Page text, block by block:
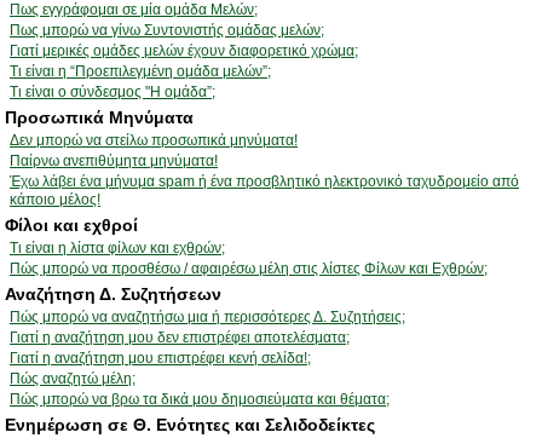
Πως εγγράφομαι σε μία ομάδα Μελών;
Πως μπορώ να γίνω Συντονιστής ομάδας μελών;
Γιατί μερικές ομάδες μελών έχουν διαφορετικό χρώμα;
Τι είναι η “Προεπιλεγμένη ομάδα μελών”;
Τι είναι ο σύνδεσμος "Η ομάδα”;
Προσωπικά Μηνύματα
Δεν μπορώ να στείλω προσωπικά μηνύματα!
Παίρνω ανεπιθύμητα μηνύματα!
Έχω λάβει ένα μήνυμα spam ή ένα προσβλητικό ηλεκτρονικό ταχυδρομείο από
κάποιο μέλος!
Φίλοι και εχθροί
Τι είναι η λίστα φίλων και εχθρών;
Πώς μπορώ να προσθέσω / αφαιρέσω μέλη στις λίστες Φίλων και Εχθρών;
Αναζήτηση Δ. Συζητήσεων
Πώς μπορώ να αναζητήσω μια ή περισσότερες Δ. Συζητήσεις;
Γιατί η αναζήτηση μου δεν επιστρέφει αποτελέσματα;
Γιατί η αναζήτηση μου επιστρέφει κενή σελίδα!;
Πώς αναζητώ μέλη;
Πώς μπορώ να βρω τα δικά μου δημοσιεύματα και θέματα;
Ενημέρωση σε Θ. Ενότητες και Σελιδοδείκτες